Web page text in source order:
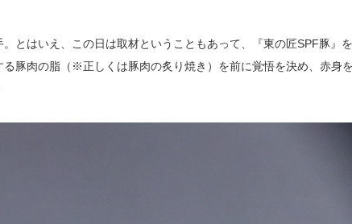
とはいえ、この日は取材ということもあって、『東の匠SPF豚』
豚肉の脂（※正しくは豚肉の炙り焼き）を前に覚悟を決め、赤身